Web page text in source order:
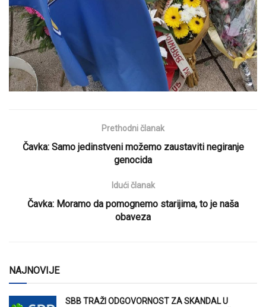
Prethodni članak
Čavka: Samo jedinstveni možemo zaustaviti negiranje
genocida
Idući članak
Čavka: Moramo da pomognemo starijima, to je naša
obaveza
NAJNOVIJE
SBB TRAŽI ODGOVORNOST ZA SKANDAL U